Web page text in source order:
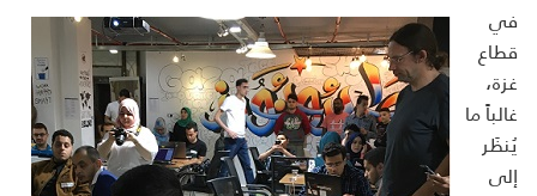
في
قطاع
غزة،
غالباً ما
يُنظَر
إلى